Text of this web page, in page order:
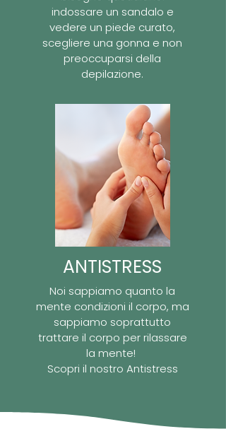
indossare un sandalo e
vedere un piede curato,
scegliere una gonna e non
preoccuparsi della
depilazione.
ANTISTRESS
Noi sappiamo quanto la
mente condizioni il corpo, ma
sappiamo soprattutto
trattare il corpo per rilassare
la mente!
Scopri il nostro Antistress